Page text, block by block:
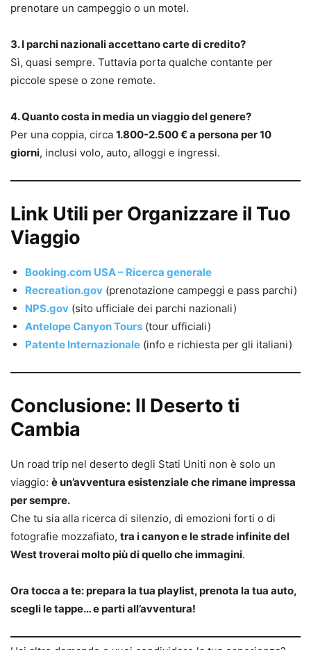
prenotare un campeggio o un motel.
3. I parchi nazionali accettano carte di credito?
Sì, quasi sempre. Tuttavia porta qualche contante per
piccole spese o zone remote.
4. Quanto costa in media un viaggio del genere?
Per una coppia, circa 1.800-2.500 € a persona per 10
giorni, inclusi volo, auto, alloggi e ingressi.
Link Utili per Organizzare il Tuo
Viaggio
Booking.com USA – Ricerca generale
Recreation.gov (prenotazione campeggi e pass parchi)
NPS.gov (sito ufficiale dei parchi nazionali)
Antelope Canyon Tours (tour ufficiali)
Patente Internazionale (info e richiesta per gli italiani)
Conclusione: Il Deserto ti
Cambia
Un road trip nel deserto degli Stati Uniti non è solo un
viaggio: è un’avventura esistenziale che rimane impressa
per sempre.
Che tu sia alla ricerca di silenzio, di emozioni forti o di
fotografie mozzafiato, tra i canyon e le strade infinite del
West troverai molto più di quello che immagini.
Ora tocca a te: prepara la tua playlist, prenota la tua auto,
scegli le tappe… e parti all’avventura!